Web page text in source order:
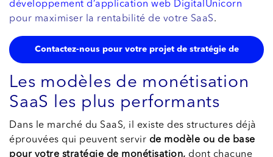
développement d’application web DigitalUnicorn
pour maximiser la rentabilité de votre SaaS.
Contactez-nous pour votre projet de stratégie de
monétisation SaaS
Les modèles de monétisation
SaaS les plus performants
Dans le marché du SaaS, il existe des structures déjà
éprouvées qui peuvent servir de modèle ou de base
pour votre stratégie de monétisation, dont chacune